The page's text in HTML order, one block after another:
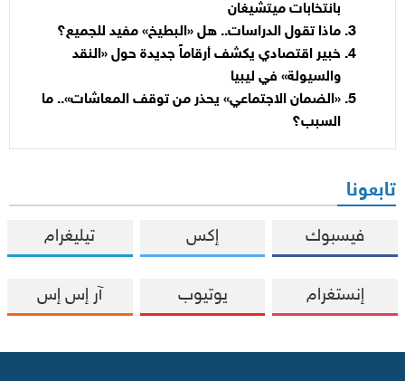
بانتخابات ميتشيغان
ماذا تقول الدراسات.. هل «البطيخ» مفيد للجميع؟
خبير اقتصادي يكشف أرقاماً جديدة حول «النقد
والسيولة» في ليبيا
«الضمان الاجتماعي» يحذر من توقف المعاشات».. ما
السبب؟
تابعونا
فيسبوك إكس تيليغرام
إنستغرام يوتيوب آر إس إس